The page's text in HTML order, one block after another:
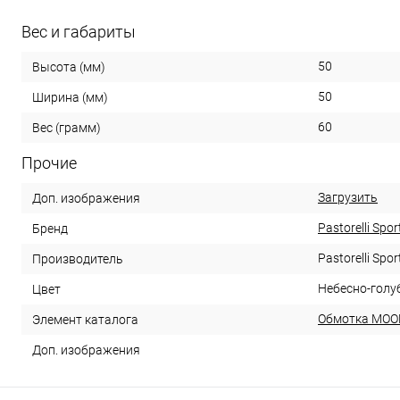
Вес и габариты
Высота (мм) 50
Ширина (мм) 50
Вес (грамм) 60
Прочие
Доп. изображения Загрузить
Бренд Pastorelli
Производитель Pastorelli
Цвет Небесно-
Элемент каталога Обмотка
Доп. изображения